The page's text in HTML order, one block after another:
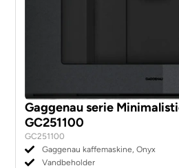
Gaggenau serie
GC251100
GC251100
Gaggenau kaffemaskine, Onyx
Vandbeholder